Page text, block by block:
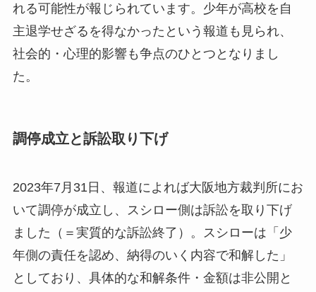
れる可能性が報じられています。少年が高校を自
主退学せざるを得なかったという報道も見られ、
社会的・心理的影響も争点のひとつとなりまし
た。
調停成立と訴訟取り下げ
2023年7月31日、報道によれば大阪地方裁判所にお
いて調停が成立し、スシロー側は訴訟を取り下げ
ました（＝実質的な訴訟終了）。スシローは「少
年側の責任を認め、納得のいく内容で和解した」
としており、具体的な和解条件・金額は非公開と